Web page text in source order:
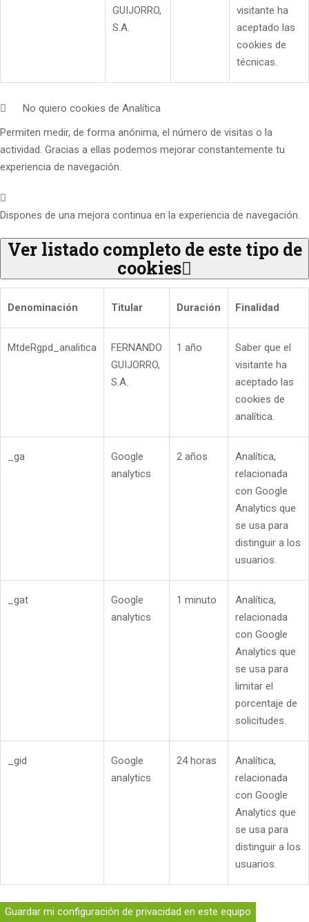
GUIJORRO,
S.A.
visitante ha
aceptado las
cookies de
técnicas.
No quiero cookies de Analítica
Permiten medir, de forma anónima, el número de visitas o la
actividad. Gracias a ellas podemos mejorar constantemente tu
experiencia de navegación.
Dispones de una mejora continua en la experiencia de navegación.
Ver listado completo de este tipo de
cookies
Denominación Titular Duración Finalidad
MtdeRgpd_analitica
FERNANDO
GUIJORRO,
S.A.
1 año
Saber que el
visitante ha
aceptado las
cookies de
analítica.
_ga
Google
analytics
2 años
Analítica,
relacionada
con Google
Analytics que
se usa para
distinguir a los
usuarios.
_gat
Google
analytics
1 minuto
Analítica,
relacionada
con Google
Analytics que
se usa para
limitar el
porcentaje de
solicitudes.
_gid
Google
analytics
24 horas
Analítica,
relacionada
con Google
Analytics que
se usa para
distinguir a los
usuarios.
Guardar mi configuración de privacidad en este equipo